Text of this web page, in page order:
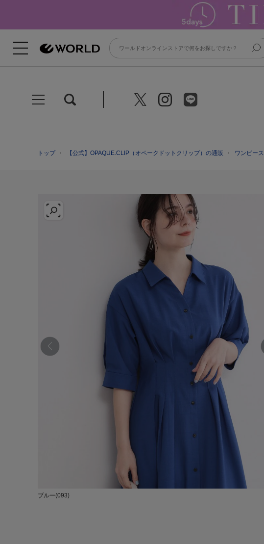
トップ 【公式】OPAQUE.CLIP（オペークドットクリップ）の通販 ワンピース
ブルー(093)